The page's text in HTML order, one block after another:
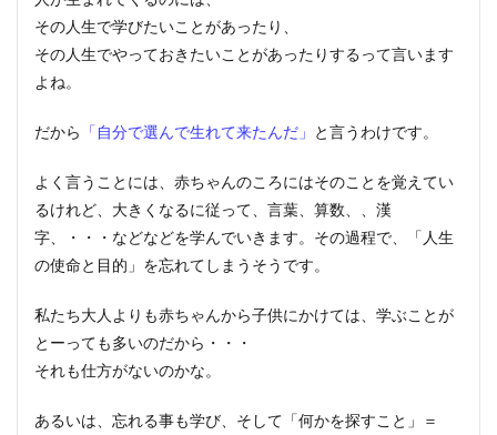
その人生で学びたいことがあったり、
その人生でやっておきたいことがあったりするって言います
よね。
だから 「自分で選んで生れて来たんだ」 と言うわけです。
よく言うことには、赤ちゃんのころにはそのことを覚えてい
るけれど、大きくなるに従って、言葉、算数、、漢
字、・・・などなどを学んでいきます。その過程で、「人生
の使命と目的」を忘れてしまうそうです。
私たち大人よりも赤ちゃんから子供にかけては、学ぶことが
とーっても多いのだから・・・
それも仕方がないのかな。
あるいは、忘れる事も学び、そして「何かを探すこと」＝